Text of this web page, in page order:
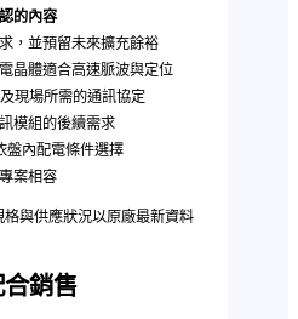
的內容
，並預留未來擴充餘裕
晶體適合高速脈波與定位
現場所需的通訊協定
模組的後續需求
盤內配電條件選擇
案相容
與供應狀況以原廠最新資料
銷售